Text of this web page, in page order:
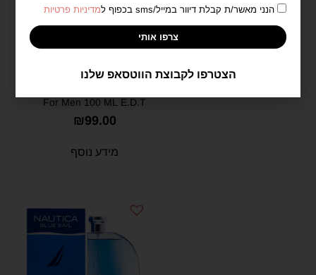
אזל במלאי
For Men 100 ML E.D.T
₪99.00
מידע נוסף
הנני מאשר/ת קבלת דיוור במייל/sms בכפוף ל מדיניות פרטיות
צרפו אותי
הצטרפו לקבוצת הווטסאפ שלנו